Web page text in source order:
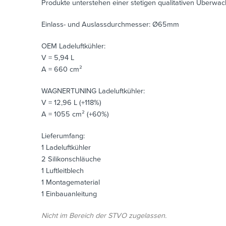
Produkte unterstehen einer stetigen qualitativen
Einlass- und Auslassdurchmesser: Ø65mm
OEM Ladeluftkühler:
V = 5,94 L
A = 660 cm²
WAGNERTUNING Ladeluftkühler:
V = 12,96 L (+118%)
A = 1055 cm² (+60%)
Lieferumfang:
1 Ladeluftkühler
2 Silikonschläuche
1 Luftleitblech
1 Montagematerial
1 Einbauanleitung
Nicht im Bereich der STVO zugelassen.